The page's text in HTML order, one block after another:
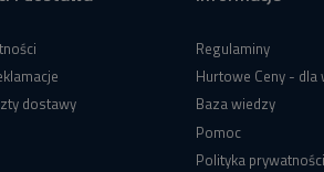
dostawy
Regulaminy
Hurtowe Ceny -
Baza wiedzy
Pomoc
Polityka prywatności